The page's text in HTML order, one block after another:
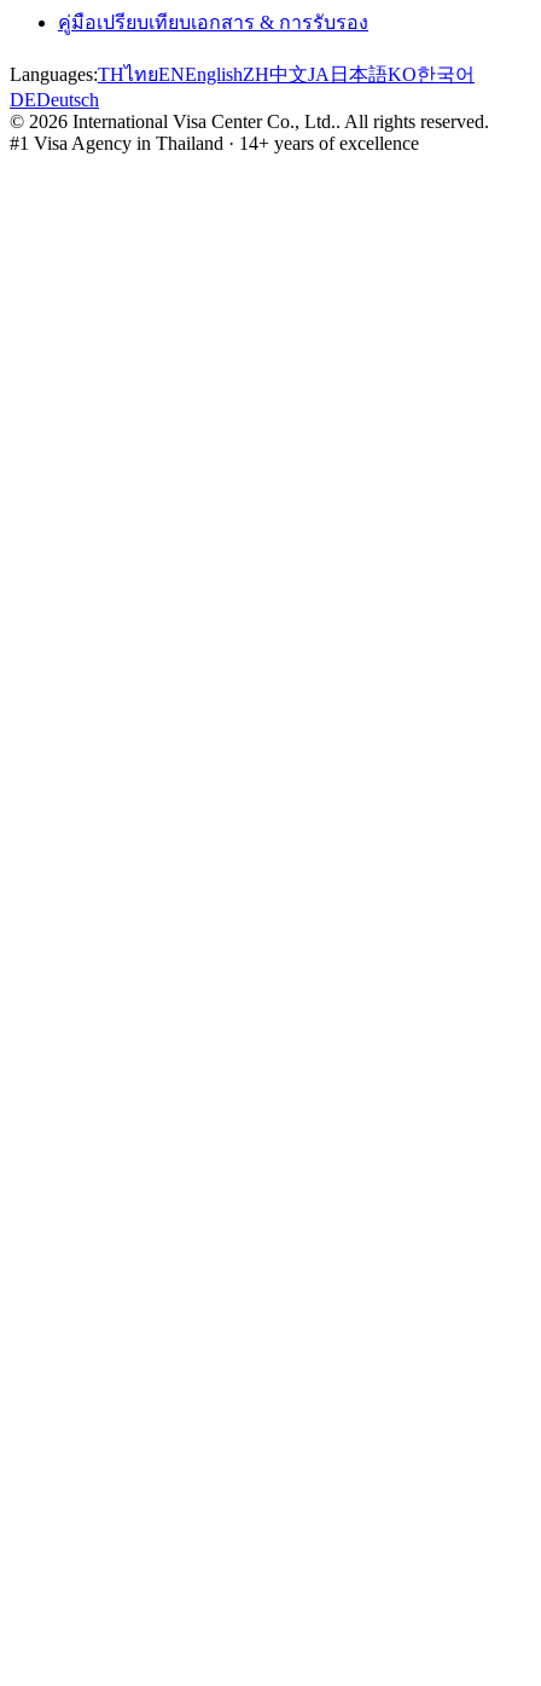
คู่มือเปรียบเทียบเอกสาร & การรับรอง
Languages:THไทยENEnglishZH中文JA 日本語KO한국어
DEDeutsch
© 2026 International Visa Center Co., Ltd.. All rights reserved.
#1 Visa Agency in Thailand · 14+ years of excellence